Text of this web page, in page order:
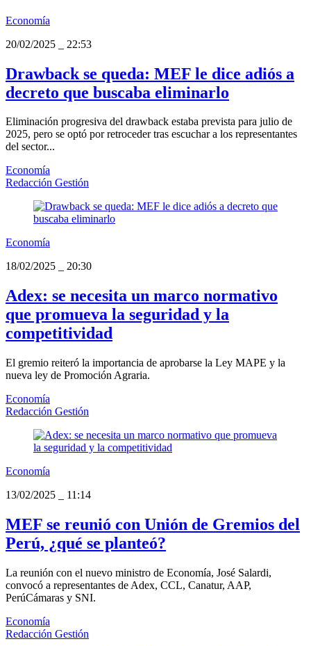
Economía
20/02/2025
22:53
Drawback se queda: MEF le dice adiós a
decreto que buscaba eliminarlo
Eliminación progresiva del drawback estaba prevista para julio de
2025, pero se optó por retroceder tras escuchar a los representantes
del sector...
Economía
Redacción Gestión
Economía
18/02/2025
20:30
Adex: se necesita un marco normativo
que promueva la seguridad y la
competitividad
El gremio reiteró la importancia de aprobarse la Ley MAPE y la
nueva ley de Promoción Agraria.
Economía
Redacción Gestión
Economía
13/02/2025
11:14
MEF se reunió con Unión de Gremios del
Perú, ¿qué se planteó?
La reunión con el nuevo ministro de Economía, José Salardi,
convocó a representantes de Adex, CCL, Canatur, AAP,
PerúCámaras y SNI.
Economía
Redacción Gestión